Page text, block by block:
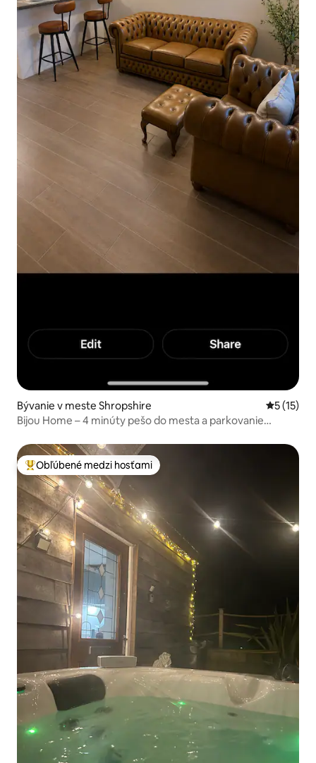
Bývanie v meste Shropshire
5 (15)
Bijou Home – 4 minúty pešo do mesta a parkovanie
Najobľúbenejšie medzi hosťami
Obľúbené medzi hosťami